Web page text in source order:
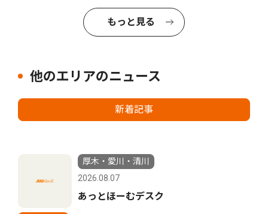
もっと見る
他のエリアのニュース
新着記事
厚木・愛川・清川
2026.08.07
あっとほーむデスク